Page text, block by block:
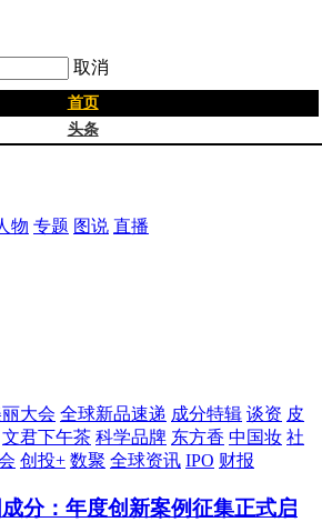
取消
首页
头条
成分
中国妆
实训营
创投+
物 专题 图说 直播
大会 全球新品速递 成分特辑 谈资 皮
文君下午茶 科学品牌 东方香 中国妆 社
创投+ 数聚 全球资讯 IPO 财报
分：年度创新案例征集正式启